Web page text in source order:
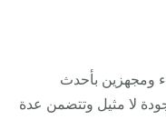
ومجهزين بأحدث
لا مثيل وتتضمن عدة